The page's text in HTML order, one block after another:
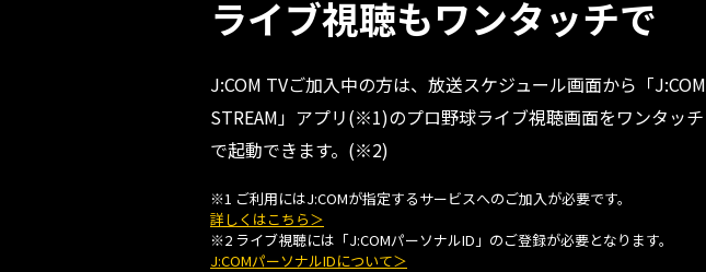
ライブ視聴もワンタッチで
J:COM TVご加入中の方は、放送スケジュール画面から「J:COM
STREAM」アプリ(※1)のプロ野球ライブ視聴画面をワンタッチ
で起動できます。(※2)
※1 ご利用にはJ:COMが指定するサービスへのご加入が必要です。
詳しくはこちら＞
※2 ライブ視聴には「J:COMパーソナルID」のご登録が必要となります。
J:COMパーソナルIDについて＞